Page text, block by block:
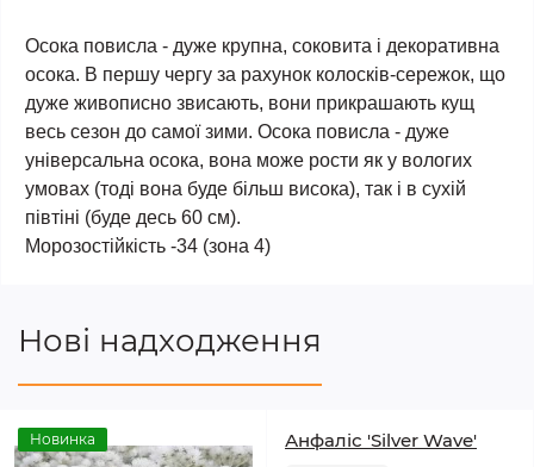
Осока повисла - дуже крупна, соковита і декоративна
осока. В першу чергу за рахунок колосків-сережок, що
дуже живописно звисають, вони прикрашають кущ
весь сезон до самої зими. Осока повисла - дуже
універсальна осока, вона може рости як у вологих
умовах (тоді вона буде більш висока), так і в сухій
півтіні (буде десь 60 см).
Морозостійкість -34 (зона 4)
Нові надходження
Новинка Анфаліс 'Silver Wave'